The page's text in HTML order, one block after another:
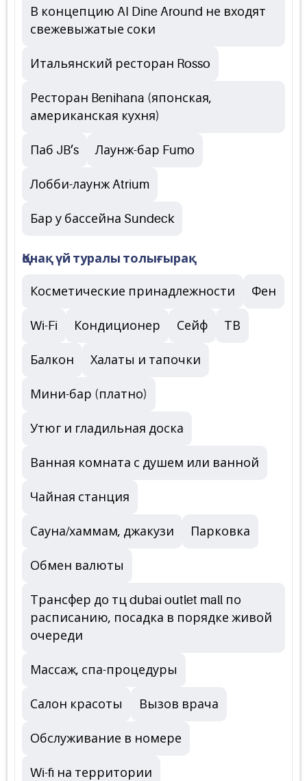
В концепцию AI Dine Around не входят
свежевыжатые соки
Итальянский ресторан Rosso
Ресторан Benihana (японская,
американская кухня)
Паб JB’s Лаунж-бар Fumo
Лобби-лаунж Atrium
Бар у бассейна Sundeck
Қонақ үй туралы толығырақ
Косметические принадлежности Фен
Wi-Fi Кондиционер Сейф ТВ
Балкон Халаты и тапочки
Мини-бар (платно)
Утюг и гладильная доска
Ванная комната с душем или ванной
Чайная станция
Сауна/хаммам, джакузи Парковка
Обмен валюты
Трансфер до тц dubai outlet mall по
расписанию, посадка в порядке живой
очереди
Массаж, спа-процедуры
Салон красоты Вызов врача
Обслуживание в номере
Wi-fi на территории